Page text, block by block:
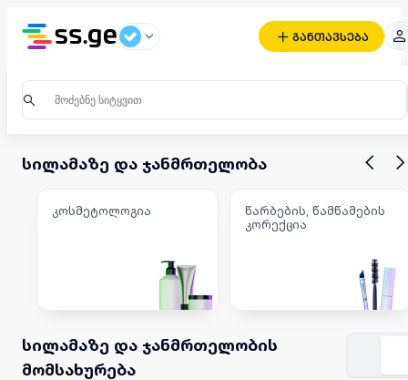
განთავსება
სილამაზე და ჯანმრთელობა
კოსმეტოლოგია
წარბების, წამწამების
კორექცია
სილამაზე და ჯანმრთელობის
მომსახურება